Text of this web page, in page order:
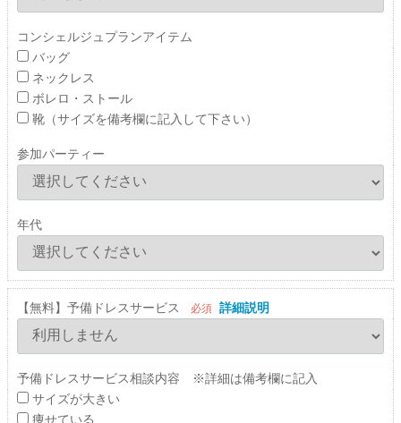
コンシェルジュプランアイテム
バッグ
ネックレス
ボレロ・ストール
靴（サイズを備考欄に記入して下さい）
参加パーティー
年代
【無料】予備ドレスサービス 必須 詳細説明
予備ドレスサービス相談内容 ※詳細は備考欄に記入
サイズが大きい
痩せている